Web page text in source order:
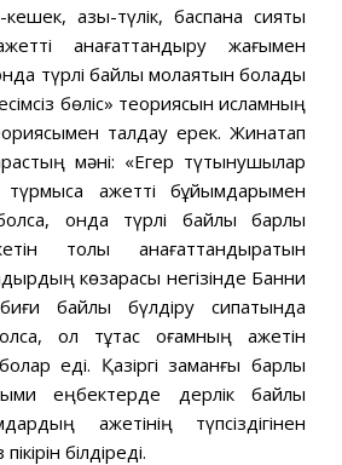
азық-түлік, баспана сияқты
қанағаттандыру жағымен
түрлі байлық молаятын болады
бөліс» теориясын исламның
талдау қерек. Жинақтап
мәні: «Егер түтынушылар
түрмысқа қажетті бұйымдарымен
онда түрлі байлық барлық
толық қанағаттандыратын
көзқарасы негізінде Банни
байлық бүлдіру сипатында
ол тұтас қоғамның қажетін
еді. Қазіргі заманғы барлық
еңбектерде дерлік байлық
қажетінің түпсіздігінен
білдіреді.